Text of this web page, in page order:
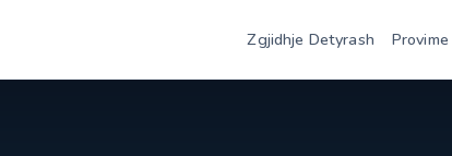
Zgjidhje Detyrash Provime